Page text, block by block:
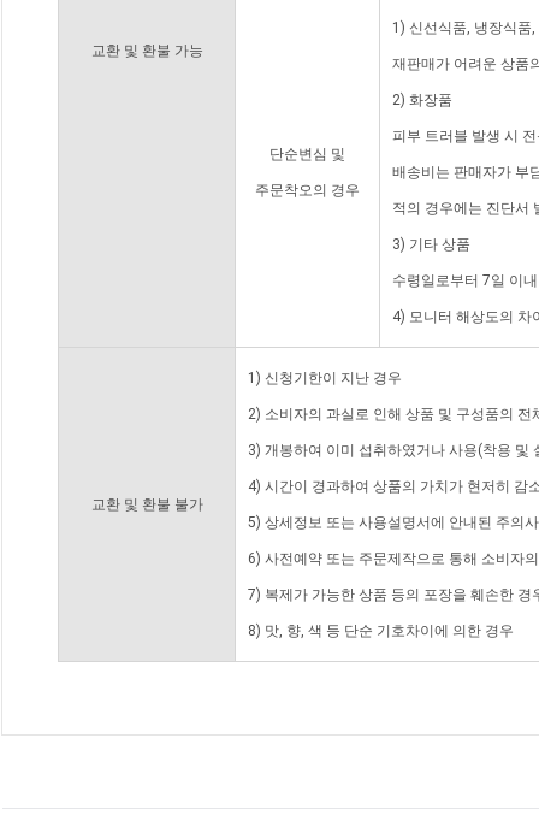
교환 및 환불 가능
단순변심 및
주문착오의 경우
1) 신선식품, 냉장식품
재판매가 어려운 상품
2) 화장품
피부 트러블 발생 시
배송비는 판매자가 부
적의 경우에는 진단서
3) 기타 상품
수령일로부터 7일 이
4) 모니터 해상도의 차
교환 및 환불 불가
1) 신청기한이 지난 경우
2) 소비자의 과실로 인해 상품 및 구성품의
3) 개봉하여 이미 섭취하였거나 사용(착용 및
4) 시간이 경과하여 상품의 가치가 현저히 감
5) 상세정보 또는 사용설명서에 안내된 주의
6) 사전예약 또는 주문제작으로 통해 소비자
7) 복제가 가능한 상품 등의 포장을 훼손한 경
8) 맛, 향, 색 등 단순 기호차이에 의한 경우